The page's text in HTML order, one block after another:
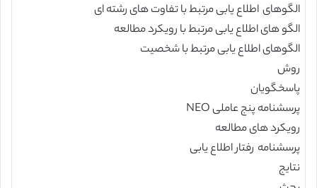
الگوهای اطلاع یابی مرتبط با تفاوت های رشته ای
الگو های اطلاع یابی مرتبط با رویکرد مطالعه
الگوهای اطلاع یابی مرتبط با شخصیت
روش
پاسخگویان
پرسشنامه پنج عاملی NEO
رویکرد های مطالعه
پرسشنامه رفتار اطلاع یابی
نتایج